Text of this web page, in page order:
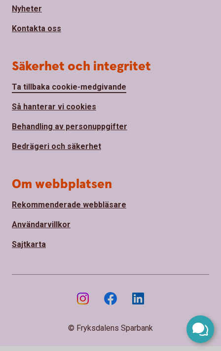
Nyheter
Kontakta oss
Säkerhet och integritet
Ta tillbaka cookie-medgivande
Så hanterar vi cookies
Behandling av personuppgifter
Bedrägeri och säkerhet
Om webbplatsen
Rekommenderade webbläsare
Användarvillkor
Sajtkarta
© Fryksdalens Sparbank